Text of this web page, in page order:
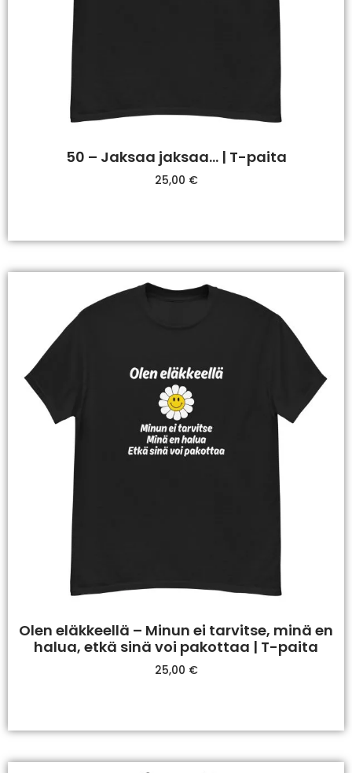
50 – Jaksaa jaksaa… | T-paita
25,00 €
Olen eläkkeellä – Minun ei tarvitse, minä en
halua, etkä sinä voi pakottaa | T-paita
25,00 €